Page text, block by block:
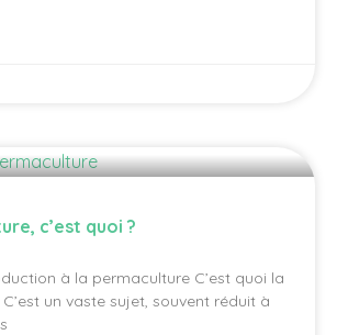
c’est quoi ?
à la permaculture C’est quoi la
un vaste sujet, souvent réduit à